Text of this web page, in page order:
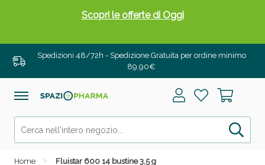
Spedizioni 48/72h - Spedizione Gratuita per ordine minimo
89,90€
Home Fluistar 600 14 bustine 3,5 g
Scopri le offerte di Oggi